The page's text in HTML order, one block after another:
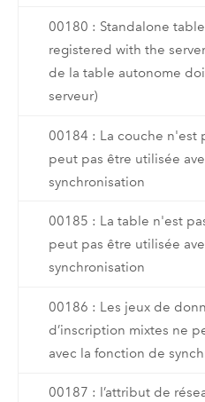
00180 : Standalone
registered with the
de la table autonome
serveur)
00184 : La couche n'est
peut pas être utilisée
synchronisation
00185 : La table n'est
peut pas être utilisée
synchronisation
00186 : Les jeux de
d’inscription mixtes ne
avec la fonction de
00187 : l’attribut de